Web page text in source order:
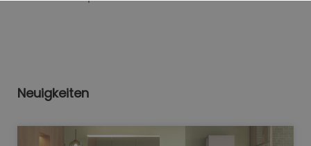
Neuigkeiten